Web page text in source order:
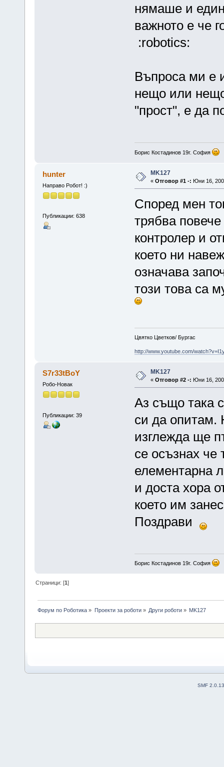
нямаше и
важното е че
:robotics:
Въпроса ми е
нещо или
"прост", е да
Борис Костадинов 19г. София
hunter
Направо Робот! :)
Публикации: 638
MK127
« Отговор #1 -: Юни 16,
Според мен
трябва
контролер и
което ни
означава
този това са
Цвятко Цветков/ Бургас
http://www.youtube.com/
S7r33tBoY
Робо-Новак
Публикации: 39
MK127
« Отговор #2 -: Юни 16,
Аз също така
си да опитам.
изглежда ще
се осъзнах че
елементарна
и доста хора
което им
Поздрави
Борис Костадинов 19г. София
Страници: [1]
Форум по Роботика » Проекти за роботи» Други роботи» MK127
SMF 2.0.13